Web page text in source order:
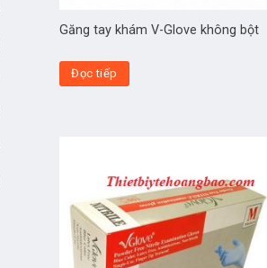
Găng tay khám V-Glove không bột
Đọc tiếp